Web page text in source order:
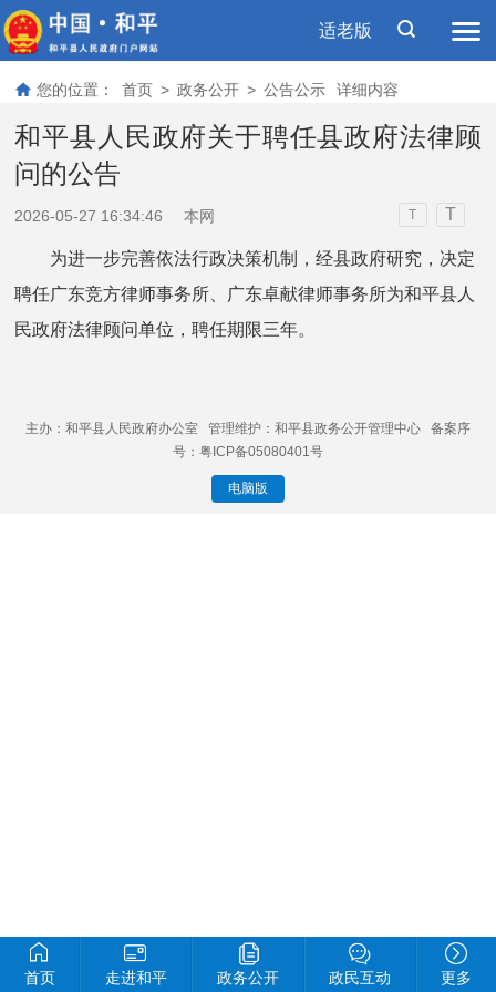
适老版
您的位置： 首页 > 政务公开 > 公告公示 详细内容
和平县人民政府关于聘任县政府法律顾
问的公告
2026-05-27 16:34:46 本网 T T
为进一步完善依法行政决策机制，经县政府研究，决定
聘任广东竞方律师事务所、广东卓献律师事务所为和平县人
民政府法律顾问单位，聘任期限三年。
主办：和平县人民政府办公室 管理维护：和平县政务公开管理中心 备案序
号：粤ICP备05080401号
电脑版
首页 走进和平 政务公开 政民互动 更多